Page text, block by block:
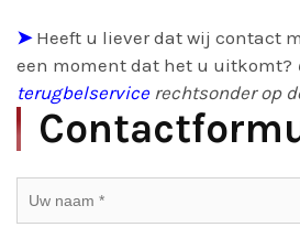
➤ Heeft u liever dat wij contact
een moment dat het u uitkomt?
terugbelservice rechtsonder op